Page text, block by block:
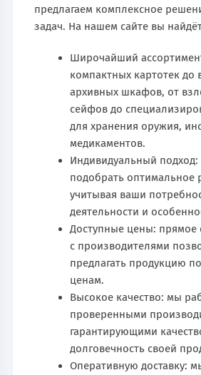
предлагаем комплексное
задач. На нашем сайте вы
Широчайший
компактных картотек до
архивных шкафов, от
сейфов до
для хранения оружия,
медикаментов.
Индивидуальный
подобрать оптимальное
учитывая ваши
деятельности и
Доступные цены: прямое
с производителями
предлагать продукцию
ценам.
Высокое качество: мы
проверенными
гарантирующими
долговечность своей
Оперативную доставку: